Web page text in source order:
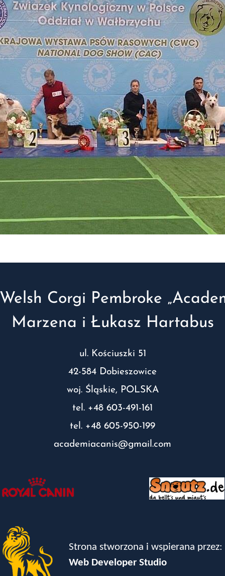
Corgi Pembroke
Marzena i Łukasz Hartabus
ul. Kościuszki 51
42-584 Dobieszowice
woj. Śląskie, POLSKA
tel. +48 603-491-161
tel. +48 605-950-199
academiacanis@gmail.com
Strona stworzona i wspierana przez:
Web Developer Studio